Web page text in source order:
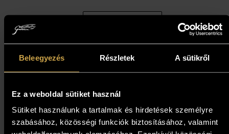
Beleegyezés Részletek A sütikről
Ez a weboldal sütiket használ
Sütiket használunk a tartalmak és hirdetések személyre
szabásához, közösségi funkciók biztosításához, valamint